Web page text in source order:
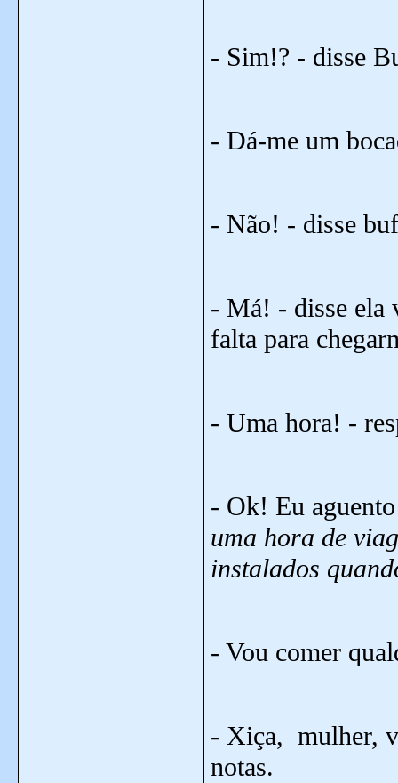
- Sim!? - disse
- Dá-me um
- Não! - disse
- Má! - disse ela
falta para
- Uma hora! -
- Ok! Eu
uma hora de
instalados
- Vou comer
- Xiça, mulher,
notas.